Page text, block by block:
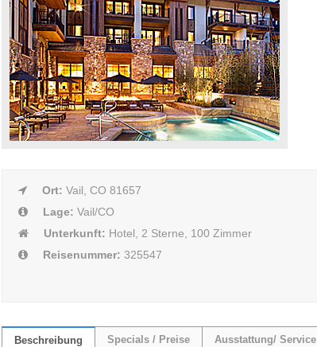
Ort: Vail, CO 81657
Lage: Vail/CO
Unterkunft: Hotel, 2 Sterne, 100 Zimmer
Reisenummer: 325547
Beschreibung Specials / Preise Ausstattung/ Service